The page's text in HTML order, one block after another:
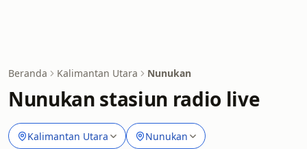
Beranda Kalimantan Utara Nunukan
Nunukan stasiun radio live
Kalimantan Utara Nunukan